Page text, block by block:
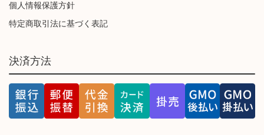
個人情報保護方針
特定商取引法に基づく表記
決済方法